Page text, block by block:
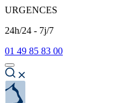
URGENCES
24h/24 - 7j/7
01 49 85 83 00